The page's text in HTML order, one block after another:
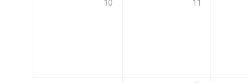
10 11